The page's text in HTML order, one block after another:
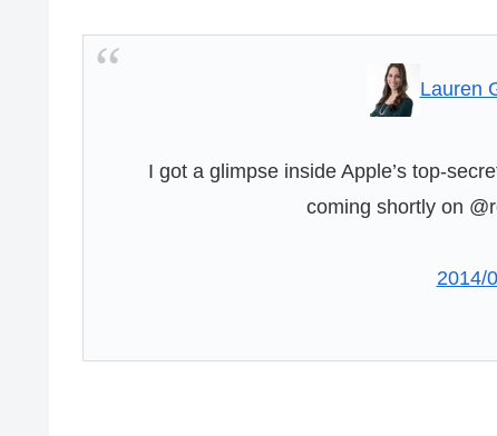
Lauren
I got a glimpse inside Apple’s top-
coming shortly on
2014/